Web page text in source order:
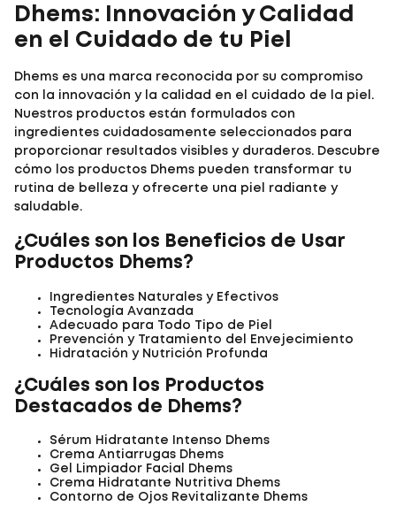
Dhems: Innovación y Calidad
en el Cuidado de tu Piel
Dhems es una marca reconocida por su compromiso
con la innovación y la calidad en el cuidado de la piel.
Nuestros productos están formulados con
ingredientes cuidadosamente seleccionados para
proporcionar resultados visibles y duraderos. Descubre
cómo los productos Dhems pueden transformar tu
rutina de belleza y ofrecerte una piel radiante y
saludable.
¿Cuáles son los Beneficios de Usar
Productos Dhems?
Ingredientes Naturales y Efectivos
Tecnología Avanzada
Adecuado para Todo Tipo de Piel
Prevención y Tratamiento del Envejecimiento
Hidratación y Nutrición Profunda
¿Cuáles son los Productos
Destacados de Dhems?
Sérum Hidratante Intenso Dhems
Crema Antiarrugas Dhems
Gel Limpiador Facial Dhems
Crema Hidratante Nutritiva Dhems
Contorno de Ojos Revitalizante Dhems